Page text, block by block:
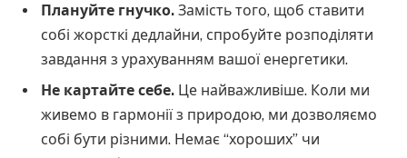
Плануйте гнучко. Замість того, щоб ставити
собі жорсткі дедлайни, спробуйте розподіляти
завдання з урахуванням вашої енергетики.
Не картайте себе. Це найважливіше. Коли ми
живемо в гармонії з природою, ми дозволяємо
собі бути різними. Немає “хороших” чи